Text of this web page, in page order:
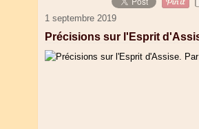
1 septembre 2019
Précisions sur l'Esprit